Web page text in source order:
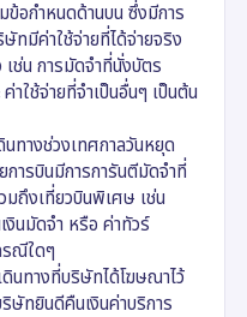
ข้อกำหนดด้านบน ซึ่งมีการ
ษัทมีค่าใช้จ่ายที่ได้จ่ายจริง
เช่น การมัดจำที่นั่งบัตร
าใช้จ่ายที่จำเป็นอื่นๆ เป็นต้น
นทางช่วงเทศกาลวันหยุด
การบินมีการการันตีมัดจำที่
มถึงเที่ยวบินพิเศษ เช่น
งินมัดจำ หรือ ค่าทัวร์
รณีใดๆ
นทางที่บริษัทได้โฆษณาไว้
ษัทยินดีคืนเงินค่าบริการ